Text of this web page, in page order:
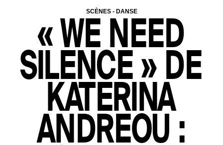
CONNECTEZ-VOUS
+ CONNECTEZ-VOUS
OÙ TROUVER VOTRE N° ?
SCÈNES-DANSE
« WE NEED
SILENCE » DE
KATERINA
ANDREOU :